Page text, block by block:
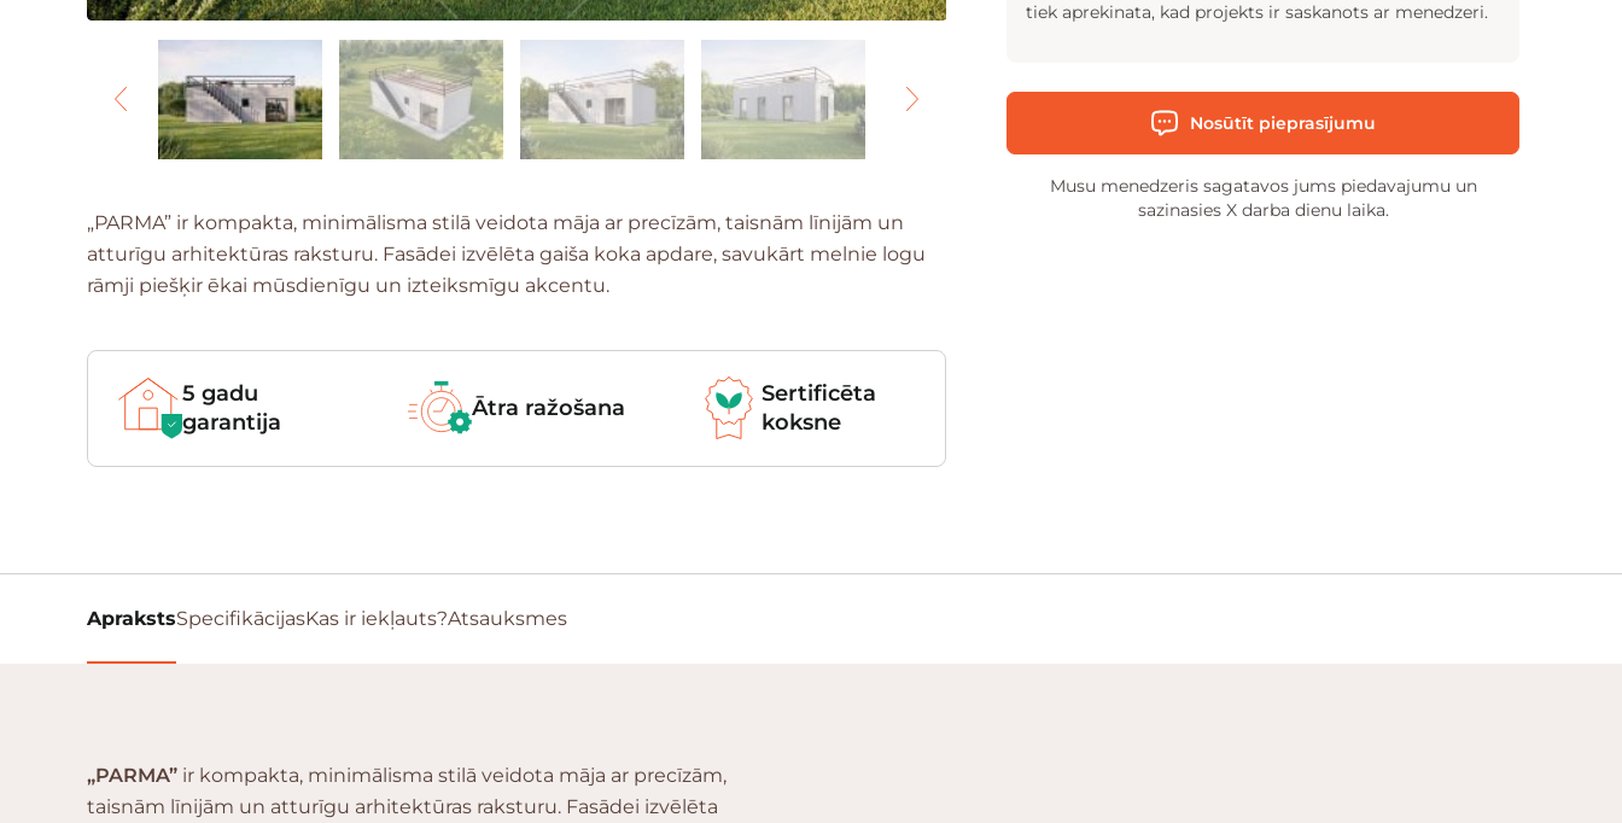
„PARMA” ir kompakta, minimālisma stilā veidota māja ar precīzām, taisnām līnijām un
atturīgu arhitektūras raksturu. Fasādei izvēlēta gaiša koka apdare, savukārt melnie logu
rāmji piešķir ēkai mūsdienīgu un izteiksmīgu akcentu.
5 gadu
garantija
Ātra ražošana
Sertificēta
koksne
tiek aprekinata, kad projekts ir saskanots ar menedzeri.
Nosūtīt pieprasījumu
Musu menedzeris sagatavos jums piedavajumu un
sazinasies X darba dienu laika.
AprakstsSpecifikācijasKas ir iekļauts?Atsauksmes
„PARMA” ir kompakta, minimālisma stilā veidota māja ar precīzām,
taisnām līnijām un atturīgu arhitektūras raksturu. Fasādei izvēlēta